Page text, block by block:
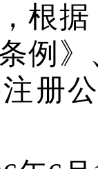
根
例
册